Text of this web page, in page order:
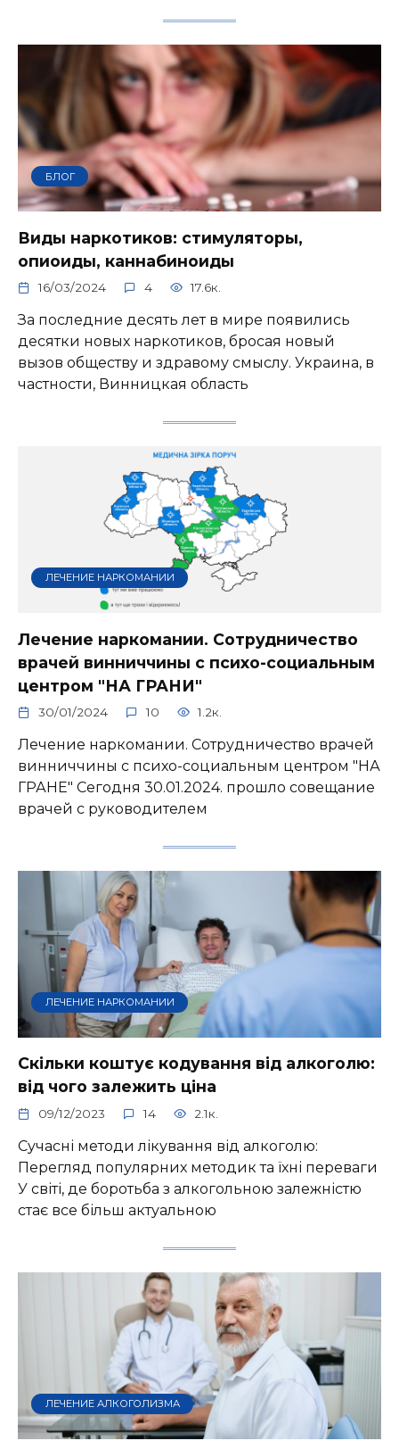
БЛОГ
Виды наркотиков: стимуляторы,
опиоиды, каннабиноиды
16/03/2024 4 17.6к.
За последние десять лет в мире появились
десятки новых наркотиков, бросая новый
вызов обществу и здравому смыслу. Украина, в
частности, Винницкая область
ЛЕЧЕНИЕ НАРКОМАНИИ
Лечение наркомании. Сотрудничество
врачей винниччины с психо-социальным
центром "НА ГРАНИ"
30/01/2024 10 1.2к.
Лечение наркомании. Сотрудничество врачей
винниччины с психо-социальным центром "НА
ГРАНЕ" Сегодня 30.01.2024. прошло совещание
врачей с руководителем
ЛЕЧЕНИЕ НАРКОМАНИИ
Скільки коштує кодування від алкоголю:
від чого залежить ціна
09/12/2023 14 2.1к.
Сучасні методи лікування від алкоголю:
Перегляд популярних методик та їхні переваги
У світі, де боротьба з алкогольною залежністю
стає все більш актуальною
ЛЕЧЕНИЕ АЛКОГОЛИЗМА